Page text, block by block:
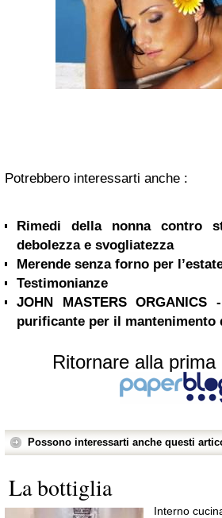
Potrebbero interessarti anche :
Rimedi della nonna contro
debolezza e svogliatezza
Merende senza forno per
Testimonianze
JOHN MASTERS
purificante per il mantenimento
Ritornare alla prima
Possono interessarti anche questi
La bottiglia
Interno